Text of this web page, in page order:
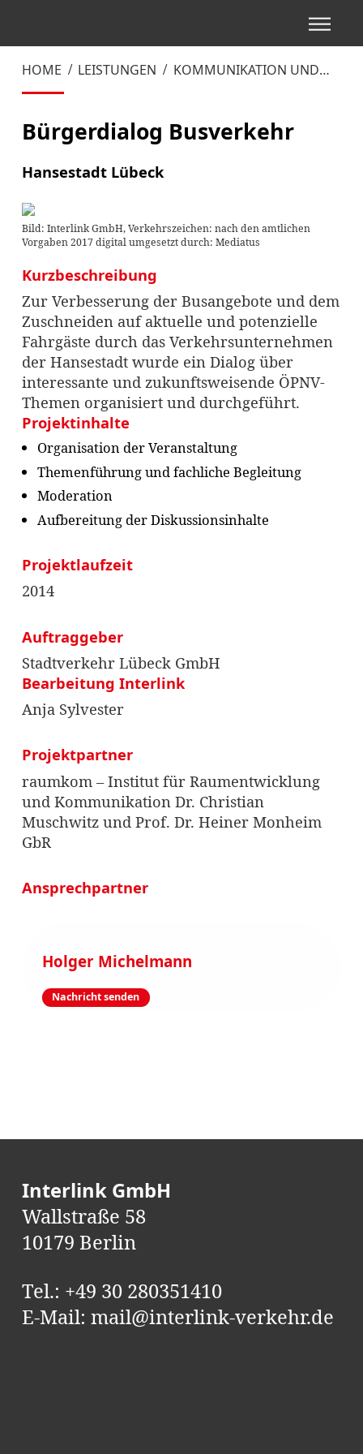
HOME LEISTUNGEN
KOMMUNIKATION UND
Bürgerdialog Busverkehr
Hansestadt Lübeck
Bild: Interlink GmbH, Verkehrszeichen: nach den amtlichen
Vorgaben 2017 digital umgesetzt durch: Mediatus
Kurzbeschreibung
Zur Verbesserung der Busangebote und dem
Zuschneiden auf aktuelle und potenzielle
Fahrgäste durch das Verkehrsunternehmen
der Hansestadt wurde ein Dialog über
interessante und zukunftsweisende ÖPNV-
Themen organisiert und durchgeführt.
Projektinhalte
Organisation der Veranstaltung
Themenführung und fachliche Begleitung
Moderation
Aufbereitung der Diskussionsinhalte
Projektlaufzeit
2014
Auftraggeber
Stadtverkehr Lübeck GmbH
Bearbeitung Interlink
Anja Sylvester
Projektpartner
raumkom – Institut für Raumentwicklung
und Kommunikation Dr. Christian
Muschwitz und Prof. Dr. Heiner Monheim
GbR
Ansprechpartner
Holger Michelmann
Nachricht senden
Interlink GmbH
Wallstraße 58
10179 Berlin
Tel.: +49 30 280351410
E-Mail: mail@interlink-verkehr.de